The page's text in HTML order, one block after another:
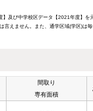
及び中学校区データ【2021年度】を
えません。また、通学区域(学区)は
間取り
専有面積